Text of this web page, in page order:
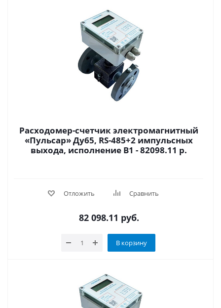
Расходомер-счетчик электромагнитный
«Пульсар» Ду65, RS-485+2 импульсных
выхода, исполнение В1 - 82098.11 р.
Отложить Сравнить
82 098.11 руб.
В корзину